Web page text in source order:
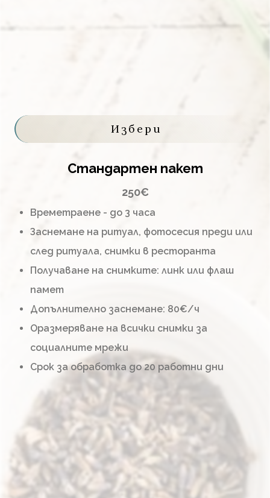
Избери
Стандартен пакет
250€
Времетраене - до 3 часа
Заснемане на ритуал, фотосесия преди или
след ритуала, снимки в ресторанта
Получаване на снимките: линк или флаш
памет
Допълнително заснемане: 80€/ч
Оразмеряване на всички снимки за
социалните мрежи
Срок за обработка до 20 работни дни